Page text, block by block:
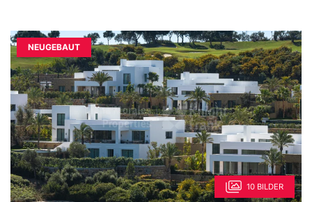
NEUGEBAUT
10 BILDER